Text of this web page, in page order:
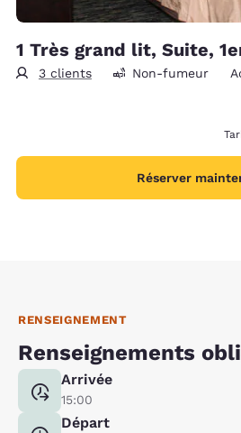
1 Très grand lit, Suite,
3 clients Non-fumeur
Réserver
RENSEIGNEMENT
Renseignements
Arrivée
15:00
Départ